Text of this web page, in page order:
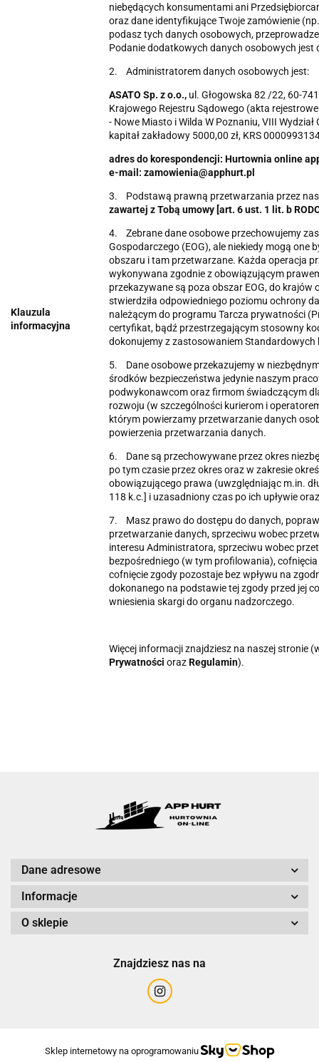
Klauzula
informacyjna
niebędących konsumentami ani
oraz dane identyfikujące Twoje zamówienie
podasz tych danych osobowych,
Podanie dodatkowych danych osobowych jest
2. Administratorem danych osobowych jest:
ASATO Sp. z o.o., ul. Głogowska 82 /22, 60-
Krajowego Rejestru Sądowego (akta
- Nowe Miasto i Wilda W Poznaniu, VIII
kapitał zakładowy 5000,00 zł, KRS
adres do korespondencji: Hurtownia online
e-mail: zamowienia@apphurt.pl
3. Podstawą prawną przetwarzania przez
zawartej z Tobą umowy [art. 6 ust. 1 lit. b
4. Zebrane dane osobowe przechowujemy
Gospodarczego (EOG), ale niekiedy mogą one
obszaru i tam przetwarzane. Każda operacja
wykonywana zgodnie z obowiązującym
przekazywane są poza obszar EOG, do
stwierdziła odpowiedniego poziomu ochrony
należącym do programu Tarcza prywatności
certyfikat, bądź przestrzegającym stosowny
dokonujemy z zastosowaniem
5. Dane osobowe przekazujemy w
środków bezpieczeństwa jedynie naszym
podwykonawcom oraz firmom świadczącym
rozwoju (w szczególności kurierom i
którym powierzamy przetwarzanie danych
powierzenia przetwarzania danych.
6. Dane są przechowywane przez okres
po tym czasie przez okres oraz w zakresie
obowiązującego prawa (uwzględniając m.in.
118 k.c.] i uzasadniony czas po ich upływie
7. Masz prawo do dostępu do danych,
przetwarzanie danych, sprzeciwu wobec
interesu Administratora, sprzeciwu wobec
bezpośredniego (w tym profilowania),
cofnięcie zgody pozostaje bez wpływu na
dokonanego na podstawie tej zgody przed jej
wniesienia skargi do organu nadzorczego.
Więcej informacji znajdziesz na naszej stronie
Prywatności orazRegulamin).
Dane adresowe
Informacje
O sklepie
Znajdziesz nas na
Sklep internetowy na oprogramowaniu